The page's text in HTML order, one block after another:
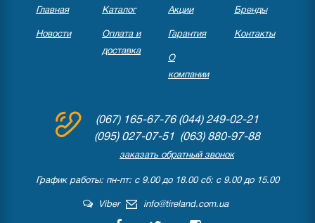
Главная Каталог Акции Бренды
Новости
Оплата и
доставка
Гарантия Контакты
О
компании
(067) 165-67-76(044) 249-02-21
(095) 027-07-51 (063) 880-97-88
заказать обратный звонок
График работы: пн-пт: с 9.00 до 18.00 сб: с 9.00 до 15.00
Viber info@tireland.com.ua